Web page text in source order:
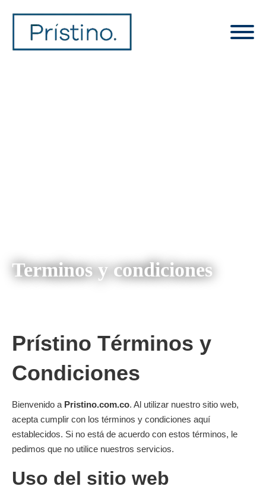
Terminos y condiciones
Prístino Términos y
Condiciones
Bienvenido a Pristino.com.co. Al utilizar nuestro sitio web,
acepta cumplir con los términos y condiciones aquí
establecidos. Si no está de acuerdo con estos términos, le
pedimos que no utilice nuestros servicios.
Uso del sitio web